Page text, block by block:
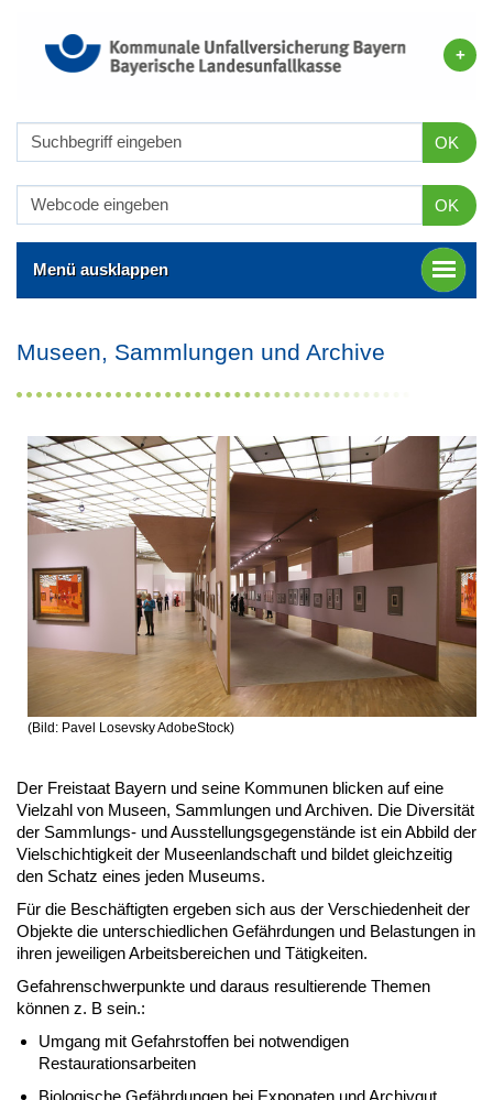
OK
OK
Menü ausklappen
Museen, Sammlungen und Archive
(Bild: Pavel Losevsky AdobeStock)
Der Freistaat Bayern und seine Kommunen blicken auf eine
Vielzahl von Museen, Sammlungen und Archiven. Die Diversität
der Sammlungs- und Ausstellungsgegenstände ist ein Abbild der
Vielschichtigkeit der Museenlandschaft und bildet gleichzeitig
den Schatz eines jeden Museums.
Für die Beschäftigten ergeben sich aus der Verschiedenheit der
Objekte die unterschiedlichen Gefährdungen und Belastungen in
ihren jeweiligen Arbeitsbereichen und Tätigkeiten.
Gefahrenschwerpunkte und daraus resultierende Themen
können z. B sein.:
Umgang mit Gefahrstoffen bei notwendigen
Restaurationsarbeiten
Biologische Gefährdungen bei Exponaten und Archivgut